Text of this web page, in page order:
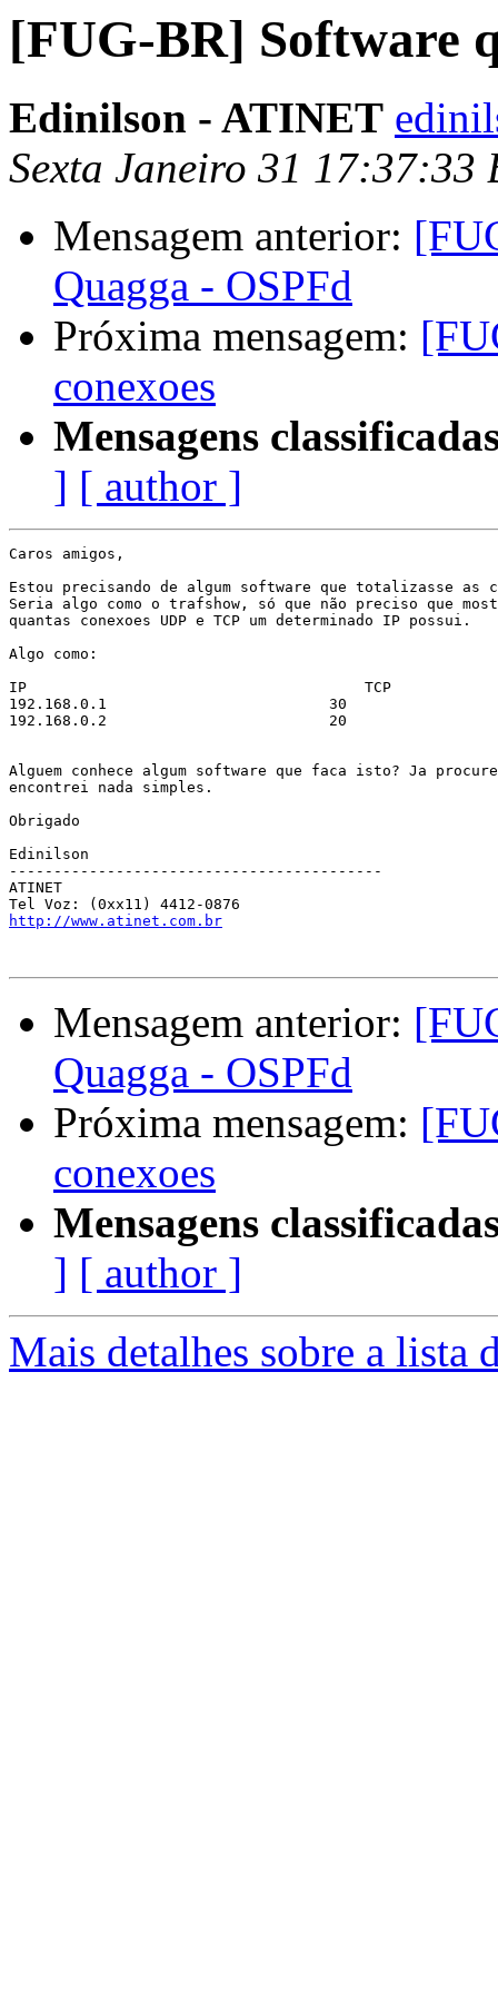
[FUG-BR] Software
Edinilson - ATINET
Sexta Janeiro 31 17:37:33
Mensagem anterior:
Quagga - OSPFd
Próxima mensagem:
conexoes
Mensagens
] [ author ]
Caros amigos,
Estou precisando de algum software que totalizasse as
Seria algo como o trafshow, só que não preciso que
quantas conexoes UDP e TCP um determinado IP possui.
Algo como:
IP                                      TCP
192.168.0.1                         30
192.168.0.2                         20
Alguem conhece algum software que faca isto? Ja
encontrei nada simples.
Obrigado
Edinilson
------------------------------------------
ATINET
http://www.atinet.com.br
Mensagem anterior:
Quagga - OSPFd
Próxima mensagem:
conexoes
Mensagens
] [ author ]
Mais detalhes sobre a lista